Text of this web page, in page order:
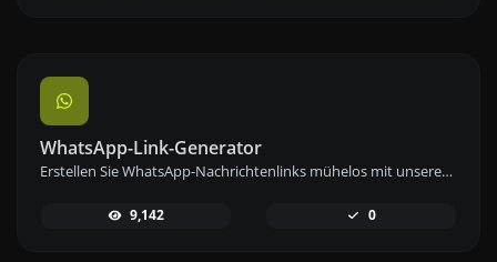
WhatsApp-Link-Generator
Erstellen Sie WhatsApp-Nachrichtenlinks mühelos mit unserem WhatsApp-Link-Generator-Tool für sofortige Kommunikation.
9,142 0